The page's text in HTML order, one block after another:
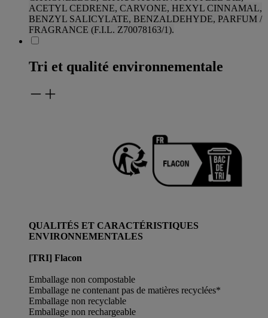
ACETYL CEDRENE, CARVONE, HEXYL CINNAMAL,
BENZYL SALICYLATE, BENZALDEHYDE, PARFUM /
FRAGRANCE (F.I.L. Z70078163/1).
Tri et qualité environnementale
QUALITÉS ET CARACTÉRISTIQUES
ENVIRONNEMENTALES
[TRI] Flacon
Emballage non compostable
Emballage ne contenant pas de matières recyclées*
Emballage non recyclable
Emballage non rechargeable